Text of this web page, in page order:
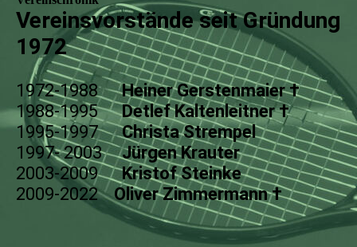
Vereinsvorstände seit Gründung
1972
1972-1988Heiner Gerstenmaier †
1988-1995Detlef Kaltenleitner †
1995-1997Christa Strempel
1997- 2003Jürgen Krauter
2003-2009Kristof Steinke
2009-2022Oliver Zimmermann †